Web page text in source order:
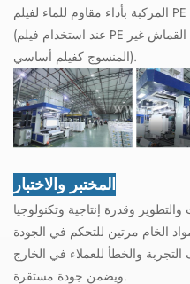
المركبة بأداء مقاوم للماء لفيلم PE ونعومة وتهوية القماش غير المنسوج
(عند استخدام فيلم PE قابل للتنفس + مادة مركبة من القماش غير
المنسوج كفيلم أساسي).
المختبر والاختبار
وقدرة إنتاجية وتكنولوجيا
الخام مرتين للتحكم في الجودة
والخطأ للعملاء في الخارج
ويضمن جودة مستقرة.